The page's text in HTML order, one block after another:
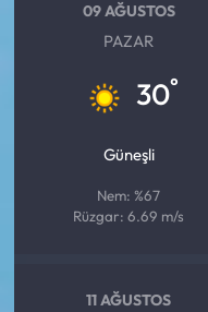
09 AĞUSTOS
PAZAR
30°
Güneşli
Nem: %67
Rüzgar: 6.69 m/s
11 AĞUSTOS
Spor
Sungurlu Haberleri
Uğurludağ
Yayla Haber